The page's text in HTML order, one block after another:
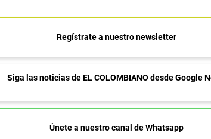
Regístrate a nuestro newsletter
Siga las noticias de EL COLOMBIANO desde Google
Únete a nuestro canal de Whatsapp